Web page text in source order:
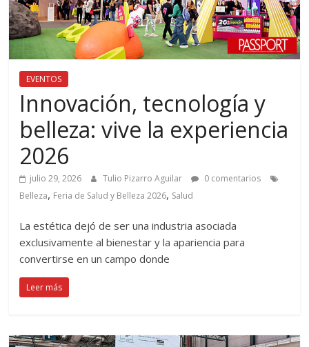
EVENTOS
Innovación, tecnología y
belleza: vive la experiencia
2026
julio 29, 2026 Tulio Pizarro Aguilar
0 comentarios
Belleza, Feria de Salud y Belleza 2026, Salud
La estética dejó de ser una industria asociada
exclusivamente al bienestar y la apariencia para
convertirse en un campo donde
Leer más